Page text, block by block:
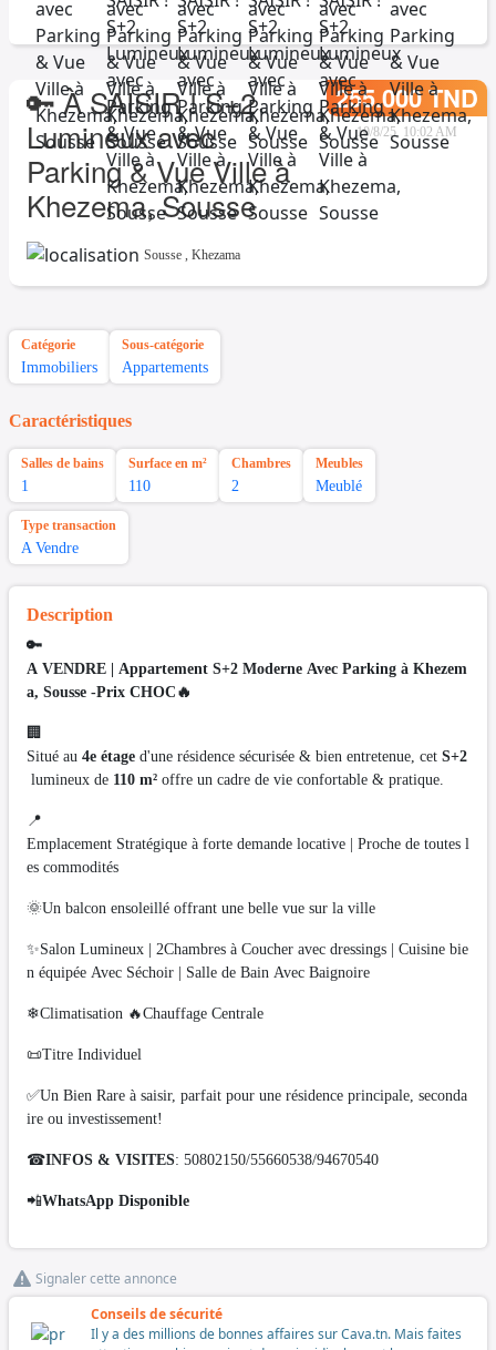
🔑 À SAISIR ! S+2
Lumineux avec
Parking & Vue Ville à
Khezema, Sousse
255.000 TND
10/8/25, 10:02 AM
Sousse , Khezama
Catégorie
Immobiliers
Sous-catégorie
Appartements
Caractéristiques
Salles de bains
1
Surface en m²
110
Chambres
2
Meubles
Meublé
Type transaction
A Vendre
Description
🔑
A VENDRE | Appartement S+2 Moderne Avec Parking à Khezem
a, Sousse -Prix CHOC🔥
🏢
Situé au 4e étage d'une résidence sécurisée & bien entretenue, cet S+2
lumineux de 110 m² offre un cadre de vie confortable & pratique.
📍
Emplacement Stratégique à forte demande locative | Proche de toutes l
es commodités
🌞Un balcon ensoleillé offrant une belle vue sur la ville
✨Salon Lumineux | 2Chambres à Coucher avec dressings | Cuisine bie
n équipée Avec Séchoir | Salle de Bain Avec Baignoire
❄Climatisation 🔥Chauffage Centrale
📜Titre Individuel
✅Un Bien Rare à saisir, parfait pour une résidence principale, seconda
ire ou investissement!
☎INFOS & VISITES: 50802150/55660538/94670540
📲WhatsApp Disponible
Signaler cette annonce
Conseils de sécurité
Il y a des millions de bonnes affaires sur Cava.tn. Mais faites